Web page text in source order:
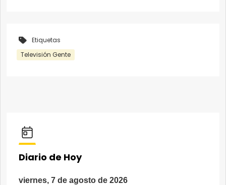
Etiquetas
Televisión Gente
Diario de Hoy
viernes, 7 de agosto de 2026